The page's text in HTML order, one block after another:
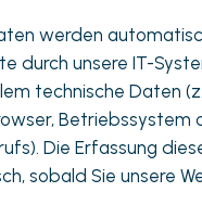
werden
durch unsere IT-
technische Daten
Betriebssystem
Die Erfassung
sobald Sie unsere